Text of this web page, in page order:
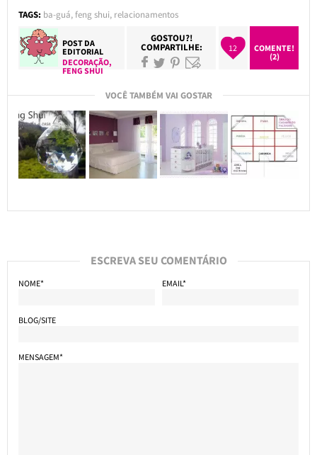
TAGS: ba-guá,feng shui, relacionamentos
POST DA
EDITORIAL
DECORAÇÃO,
FENG SHUI
GOSTOU?!
COMPARTILHE: 12
COMENTE!
(2)
VOCÊ TAMBÉM VAI GOSTAR
ESCREVA SEU COMENTÁRIO
NOME* EMAIL*
BLOG/SITE
MENSAGEM*